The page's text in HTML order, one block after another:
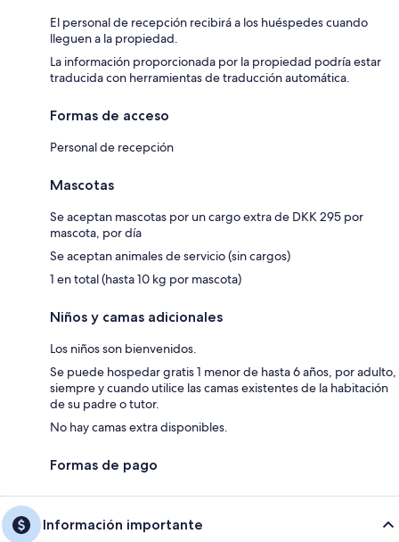
El personal de recepción recibirá a los huéspedes cuando
lleguen a la propiedad.
La información proporcionada por la propiedad podría estar
traducida con herramientas de traducción automática.
Formas de acceso
Personal de recepción
Mascotas
Se aceptan mascotas por un cargo extra de DKK 295 por
mascota, por día
Se aceptan animales de servicio (sin cargos)
1 en total (hasta 10 kg por mascota)
Niños y camas adicionales
Los niños son bienvenidos.
Se puede hospedar gratis 1 menor de hasta 6 años, por adulto,
siempre y cuando utilice las camas existentes de la habitación
de su padre o tutor.
No hay camas extra disponibles.
Formas de pago
Información importante